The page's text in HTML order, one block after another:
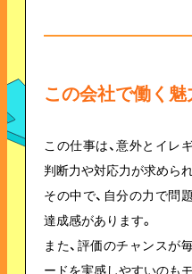
この会社で働く魅
この仕事は、意外とイレ
判断力や対応力が求められ
その中で、自分の力で問
達成感があります。
また、評価のチャンスが
ードを実感しやすいのも